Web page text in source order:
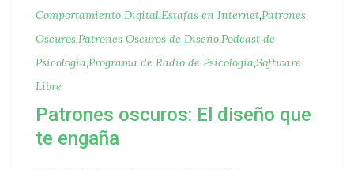
Comportamiento Digital,Estafas en Internet,Patrones
Oscuros,Patrones Oscuros de Diseño,Podcast de
Psicología,Programa de Radio de Psicología,Software
Libre
Patrones oscuros: El diseño que
te engaña